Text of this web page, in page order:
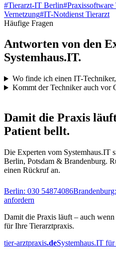
#Tierarzt-IT Berlin#Praxissoftware
Vernetzung#IT-Notdienst Tierarzt
Häufige Fragen
Antworten von den
Systemhaus.IT.
Wo finde ich einen IT-
Kommt der Techniker auch vor
Damit die Praxis
Patient bellt.
Die Experten vom Systemhaus.IT
Berlin, Potsdam & Brandenburg.
einen Rückruf an.
Berlin: 030 54874086
anfordern
Damit die Praxis läuft – auch wenn
für Ihre Tierarztpraxis.
tier-arztpraxis.deSystemhaus.IT